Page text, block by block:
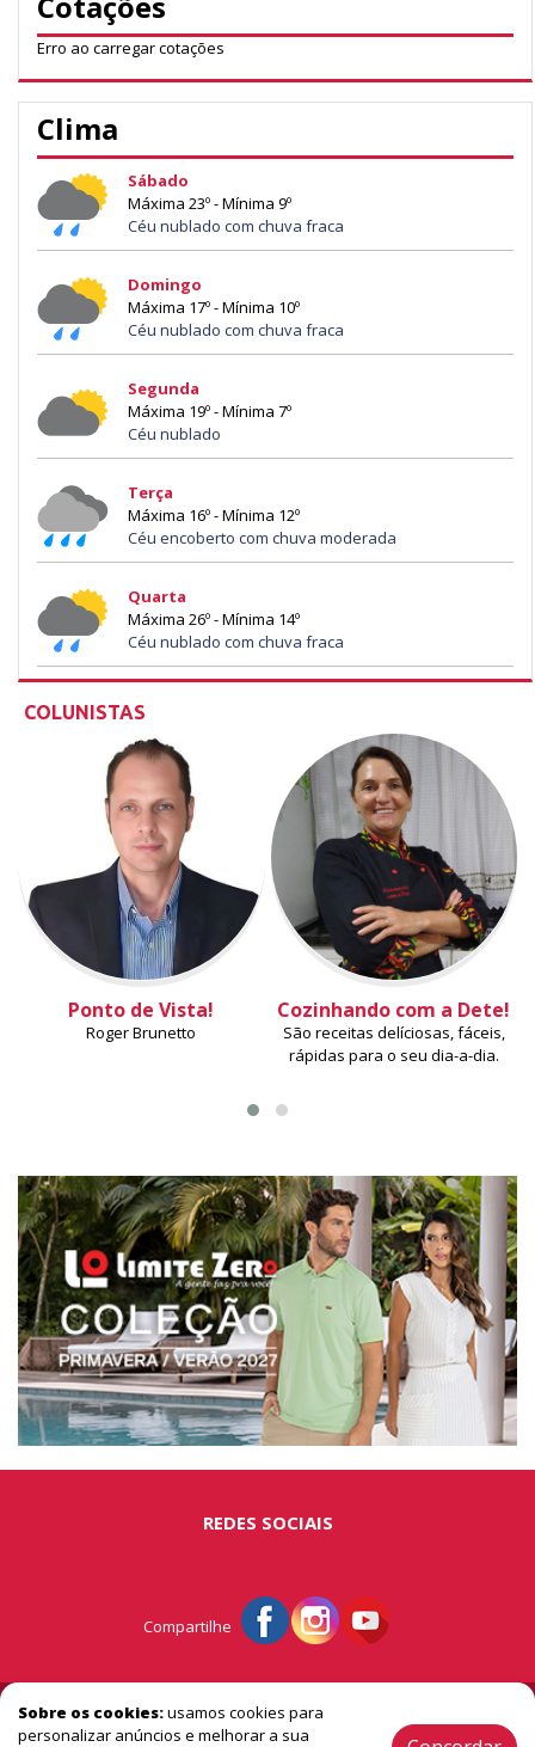
Erro ao carregar cotações
Clima
Sábado
Máxima 23º - Mínima 9º
Céu nublado com chuva fraca
Domingo
Máxima 17º - Mínima 10º
Céu nublado com chuva fraca
Segunda
Máxima 19º - Mínima 7º
Céu nublado
Terça
Máxima 16º - Mínima 12º
Céu encoberto com chuva moderada
Quarta
Máxima 26º - Mínima 14º
Céu nublado com chuva fraca
COLUNISTAS
Ponto de Vista!
Roger Brunetto
Cozinhando com a Dete!
São receitas delíciosas, fáceis,
rápidas para o seu dia-a-dia.
Sobre os cookies:usamos cookies para
personalizar anúncios e melhorar a sua
REDES SOCIAIS
Compartilhe
© Portal São Miguel - A vitrine do extremo oeste